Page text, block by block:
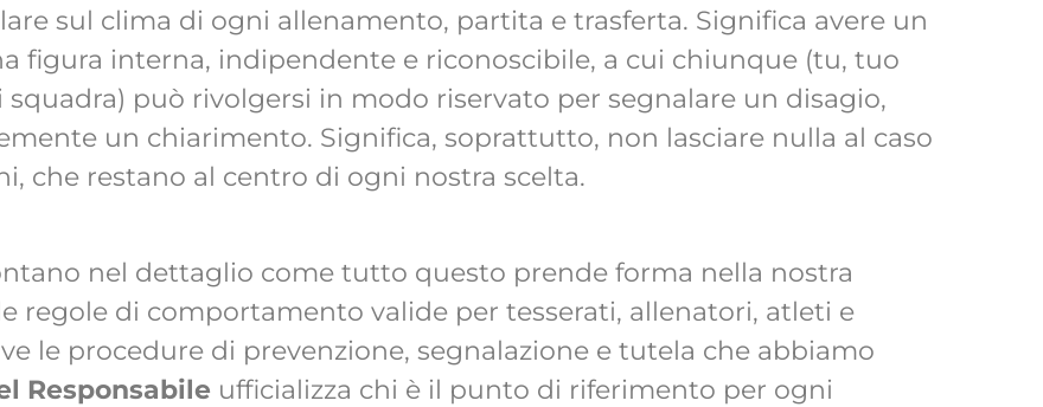
sul clima di ogni allenamento, partita e trasferta. Significa avere un
figura interna, indipendente e riconoscibile, a cui chiunque (tu, tuo
può rivolgersi in modo riservato per segnalare un disagio,
un chiarimento. Significa, soprattutto, non lasciare nulla al caso
che restano al centro di ogni nostra scelta.
nel dettaglio come tutto questo prende forma nella nostra
regole di comportamento valide per tesserati, allenatori, atleti e
le procedure di prevenzione, segnalazione e tutela che abbiamo
Responsabile ufficializza chi è il punto di riferimento per ogni